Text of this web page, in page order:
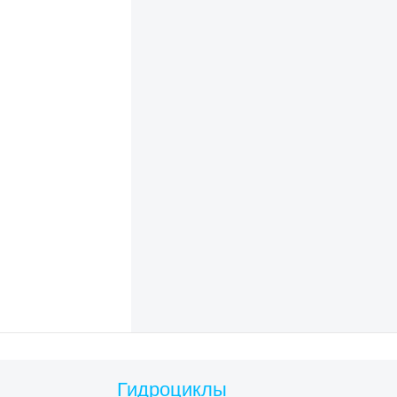
Гидроциклы